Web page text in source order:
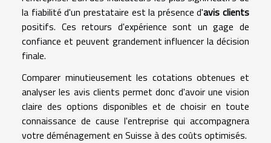
la fiabilité d'un prestataire est la présence d'avis clients
positifs. Ces retours d'expérience sont un gage de
confiance et peuvent grandement influencer la décision
finale.
Comparer minutieusement les cotations obtenues et
analyser les avis clients permet donc d'avoir une vision
claire des options disponibles et de choisir en toute
connaissance de cause l'entreprise qui accompagnera
votre déménagement en Suisse à des coûts optimisés.